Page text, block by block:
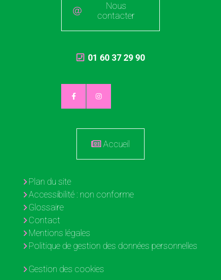
Nous
contacter
01 60 37 29 90
Accueil
Plan du site
Accessibilité : non conforme
Glossaire
Contact
Mentions légales
Politique de gestion des données personnelles
Gestion des cookies